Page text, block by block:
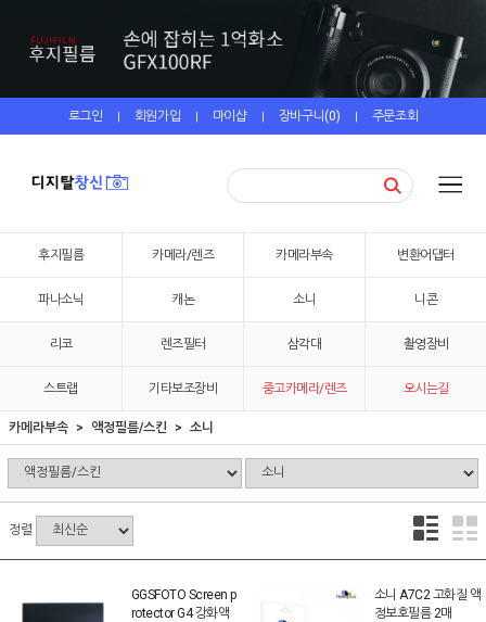
로그인 | 회원가입 | 마이샵 | 장바구니(0) | 주문조회
후지필름 카메라/렌즈 카메라부속 변환어댑터
파나소닉 캐논 소니 니콘
리코 렌즈필터 삼각대 촬영장비
스트랩 기타보조장비 중고카메라/렌즈 오시는길
카메라부속 액정필름/스킨 소니
정렬
GGSFOTO Screen p
rotector G4 강화액
소니 A7C2 고화질 액
정보호필름 2매